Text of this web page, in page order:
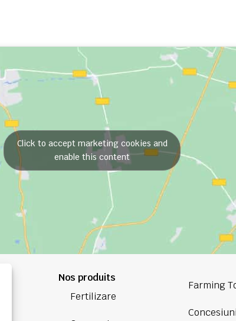
Click to accept marketing cookies and
enable this content
Nos produits
Fertilizare
Farming
Concesiuni